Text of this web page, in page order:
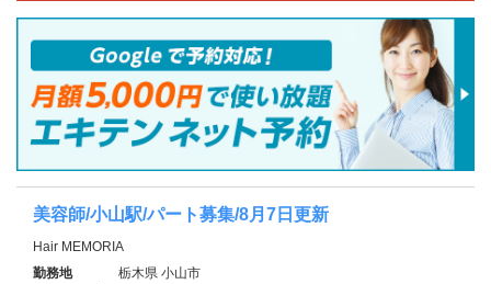
美容師/小山駅/パート募集/8月7日更新
Hair MEMORIA
勤務地
栃木県 小山市